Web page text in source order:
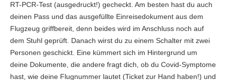
RT-PCR-Test (ausgedruckt!) gecheckt. Am besten hast du auch
deinen Pass und das ausgefüllte Einreisedokument aus dem
Flugzeug griffbereit, denn beides wird im Anschluss noch auf
dem Stuhl geprüft. Danach wirst du zu einem Schalter mit zwei
Personen geschickt. Eine kümmert sich im Hintergrund um
deine Dokumente, die andere fragt dich, ob du Covid-Symptome
hast, wie deine Flugnummer lautet (Ticket zur Hand haben!) und